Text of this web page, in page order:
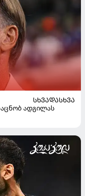
ᲡᲮᲕᲐᲓᲐᲡᲮᲕᲐ
ადგილას